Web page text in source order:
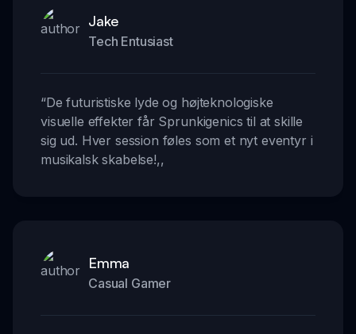
Jake
Tech Entusiast
“De futuristiske lyde og højteknologiske
visuelle effekter får Sprunkigenics til at skille
sig ud. Hver session føles som et nyt eventyr i
musikalsk skabelse!,,
Emma
Casual Gamer